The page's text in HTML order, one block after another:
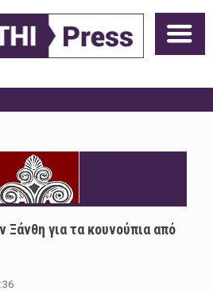
Ξάνθη για τα κουνούπια από